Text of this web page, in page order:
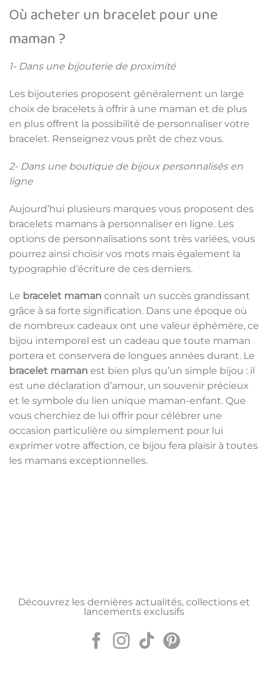
Où acheter un bracelet pour une
maman ?
1- Dans une bijouterie de proximité
Les bijouteries proposent généralement un large
choix de bracelets à offrir à une maman et de plus
en plus offrent la possibilité de personnaliser votre
bracelet. Renseignez vous prêt de chez vous.
2- Dans une boutique de bijoux personnalisés en
ligne
Aujourd’hui plusieurs marques vous proposent des
bracelets mamans à personnaliser en ligne. Les
options de personnalisations sont très variées, vous
pourrez ainsi choisir vos mots mais également la
typographie d’écriture de ces derniers.
Le bracelet maman connaît un succès grandissant
grâce à sa forte signification. Dans une époque où
de nombreux cadeaux ont une valeur éphémère, ce
bijou intemporel est un cadeau que toute maman
portera et conservera de longues années durant. Le
bracelet maman est bien plus qu’un simple bijou : il
est une déclaration d’amour, un souvenir précieux
et le symbole du lien unique maman-enfant. Que
vous cherchiez de lui offrir pour célébrer une
occasion particulière ou simplement pour lui
exprimer votre affection, ce bijou fera plaisir à toutes
les mamans exceptionnelles.
Découvrez les dernières actualités, collections et
lancements exclusifs